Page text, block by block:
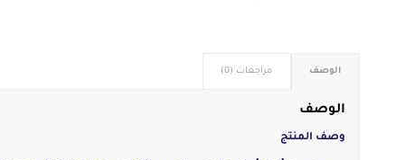
الوصف مراجعات (0)
الوصف
وصف المنتج